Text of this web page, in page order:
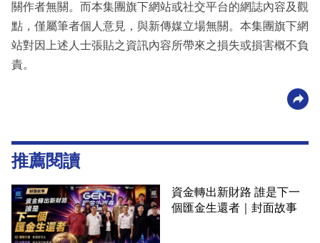
關作者無關。而本集團旗下網站或社交平台的網誌內容及觀
點，僅屬筆者個人意見，與新傳媒立場無關。本集團旗下網
站對因上述人士張貼之資訊內容所帶來之損失或損害概不負
責。
推薦閱讀
資金轉出新財路 誰是下一
個匯金生還者｜封面故事